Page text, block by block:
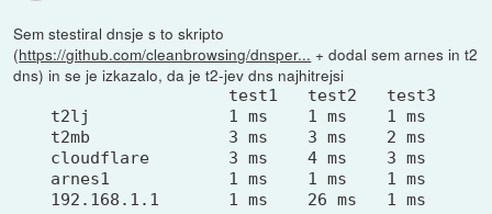
Sem stestiral dnsje s to skripto
(https://github.com/cleanbrowsing/dnsper... + dodal sem arnes in t2
dns) in se je izkazalo, da je t2-jev dns najhitrejsi
test1   test2   test3
t2lj              1 ms    1 ms    1 ms    1
t2mb              3 ms    3 ms    2 ms    3
cloudflare        3 ms    4 ms    3 ms    3
arnes1            1 ms    1 ms    1 ms    1
192.168.1.1       1 ms    26 ms   1 ms    1